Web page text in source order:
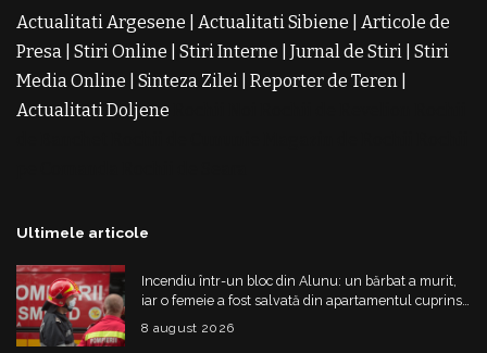
Actualitati Argesene Actualitati Sibiene
Articole de
Presa Stiri Online Stiri Interne Jurnal de Stiri Stiri
Media Online
Sinteza Zilei Reporter de Teren
Actualitati Doljene
Ultimele articole
Incendiu într-un bloc din Alunu: un bărbat a murit,
iar o femeie a fost salvată din apartamentul cuprins
de flăcări
8 august 2026